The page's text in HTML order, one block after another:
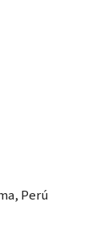
Perú